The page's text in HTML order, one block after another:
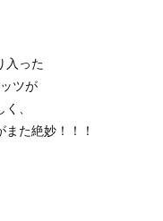
入った
ツが
、
た絶妙！！！